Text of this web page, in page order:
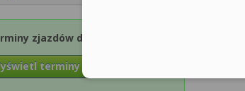
zjazdów dla Semestru 1
terminy zjazdów